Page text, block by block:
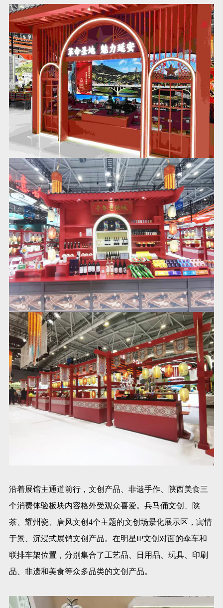
沿着展馆主通道前行，文创产品、非遗手作、陕西美食三
个消费体验板块内容格外受观众喜爱。兵马俑文创、陕
茶、耀州瓷、唐风文创4个主题的文创场景化展示区，寓情
于景、沉浸式展销文创产品。在明星IP文创对面的伞车和
联排车架位置，分别集合了工艺品、日用品、玩具、印刷
品、非遗和美食等众多品类的文创产品。